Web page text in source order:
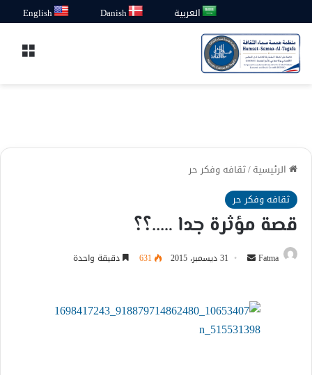
العربية Danish
English
الرئيسية/ثقافه وفكر حر
ثقافه وفكر حر
قصة مؤثرة جدا …..؟؟
Fatma
أرسل 31 ديسمبر، 2015 631 دقيقة واحدة